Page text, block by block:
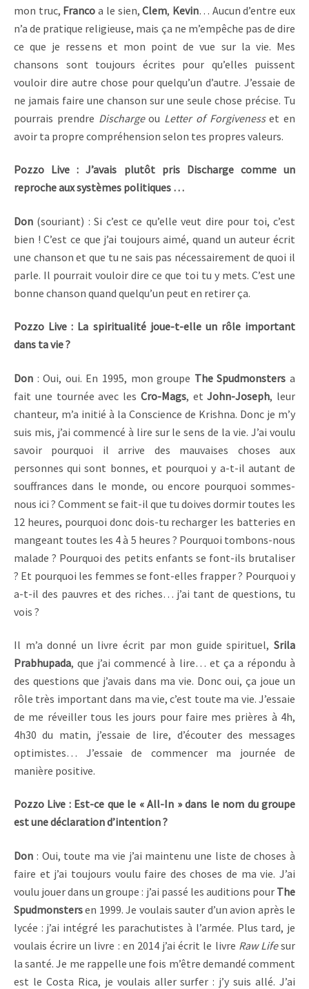
mon truc, Franco a le sien,Clem, Kevin… Aucun d’entre eux
n’a de pratique religieuse, mais ça ne m’empêche pas de dire
ce que je ressens et mon point de vue sur la vie. Mes
chansons sont toujours écrites pour qu’elles puissent
vouloir dire autre chose pour quelqu’un d’autre. J’essaie de
ne jamais faire une chanson sur une seule chose précise. Tu
pourrais prendre Dischargeou Letter of Forgivenesset en
avoir ta propre compréhension selon tes propres valeurs.
Pozzo Live : J’avais plutôt pris Discharge comme un
reproche aux systèmes politiques …
Don (souriant) : Si c’est ce qu’elle veut dire pour toi, c’est
bien ! C’est ce que j’ai toujours aimé, quand un auteur écrit
une chanson et que tu ne sais pas nécessairement de quoi il
parle. Il pourrait vouloir dire ce que toi tu y mets. C’est une
bonne chanson quand quelqu’un peut en retirer ça.
Pozzo Live : La spiritualité joue-t-elle un rôle important
dans ta vie ?
Don : Oui, oui. En 1995, mon groupe The Spudmonsters a
fait une tournée avec les Cro-Mags, etJohn-Joseph, leur
chanteur, m’a initié à la Conscience de Krishna. Donc je m’y
suis mis, j’ai commencé à lire sur le sens de la vie. J’ai voulu
savoir pourquoi il arrive des mauvaises choses aux
personnes qui sont bonnes, et pourquoi y a-t-il autant de
souffrances dans le monde, ou encore pourquoi sommes-
nous ici ? Comment se fait-il que tu doives dormir toutes les
12 heures, pourquoi donc dois-tu recharger les batteries en
mangeant toutes les 4 à 5 heures ? Pourquoi tombons-nous
malade ? Pourquoi des petits enfants se font-ils brutaliser
? Et pourquoi les femmes se font-elles frapper ? Pourquoi y
a-t-il des pauvres et des riches… j’ai tant de questions, tu
vois ?
Il m’a donné un livre écrit par mon guide spirituel, Srila
Prabhupada, que j’ai commencé à lire… et ça a répondu à
des questions que j’avais dans ma vie. Donc oui, ça joue un
rôle très important dans ma vie, c’est toute ma vie. J’essaie
de me réveiller tous les jours pour faire mes prières à 4h,
4h30 du matin, j’essaie de lire, d’écouter des messages
optimistes… J’essaie de commencer ma journée de
manière positive.
Pozzo Live : Est-ce que le « All-In » dans le nom du groupe
est une déclaration d’intention ?
Don : Oui, toute ma vie j’ai maintenu une liste de choses à
faire et j’ai toujours voulu faire des choses de ma vie. J’ai
voulu jouer dans un groupe : j’ai passé les auditions pour The
Spudmonstersen 1999. Je voulais sauter d’un avion après le
lycée : j’ai intégré les parachutistes à l’armée. Plus tard, je
voulais écrire un livre : en 2014 j’ai écrit le livre Raw Lifesur
la santé. Je me rappelle une fois m’être demandé comment
est le Costa Rica, je voulais aller surfer : j’y suis allé. J’ai